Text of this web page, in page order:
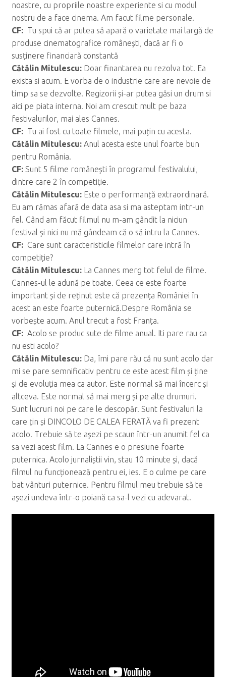
noastre, cu propriile noastre experiente si cu modul
nostru de a face cinema. Am facut filme personale.
CF: Tu spui că ar putea să apară o varietate mai largă de
produse cinematografice românești, dacă ar fi o
susținere financiară constantă
Cătălin Mitulescu: Doar finantarea nu rezolva tot. Ea
exista si acum. E vorba de o industrie care are nevoie de
timp sa se dezvolte. Regizorii și-ar putea găsi un drum si
aici pe piata interna. Noi am crescut mult pe baza
festivalurilor, mai ales Cannes.
CF: Tu ai fost cu toate filmele, mai puțin cu acesta.
Cătălin Mitulescu: Anul acesta este unul foarte bun
pentru România.
CF: Sunt 5 filme românești în programul festivalului,
dintre care 2 în competiție.
Cătălin Mitulescu: Este o performanță extraordinară.
Eu am rămas afară de data asa si ma asteptam intr-un
fel. Când am făcut filmul nu m-am gândit la niciun
festival și nici nu mă gândeam că o să intru la Cannes.
CF: Care sunt caracteristicile filmelor care intră în
competiție?
Cătălin Mitulescu: La Cannes merg tot felul de filme.
Cannes-ul le adună pe toate. Ceea ce este foarte
important și de reținut este că prezența României în
acest an este foarte puternică.Despre România se
vorbește acum. Anul trecut a fost Franța.
CF: Acolo se produc sute de filme anual. Iti pare rau ca
nu esti acolo?
Cătălin Mitulescu: Da, îmi pare rău că nu sunt acolo dar
mi se pare semnificativ pentru ce este acest film și ține
și de evoluția mea ca autor. Este normal să mai încerc și
altceva. Este normal să mai merg și pe alte drumuri.
Sunt lucruri noi pe care le descopăr. Sunt festivaluri la
care țin și DINCOLO DE CALEA FERATĂ va fi prezent
acolo. Trebuie să te așezi pe scaun într-un anumit fel ca
sa vezi acest film. La Cannes e o presiune foarte
puternica. Acolo jurnaliștii vin, stau 10 minute și, dacă
filmul nu funcționează pentru ei, ies. E o culme pe care
bat vânturi puternice. Pentru filmul meu trebuie să te
așezi undeva într-o poiană ca sa-l vezi cu adevarat.